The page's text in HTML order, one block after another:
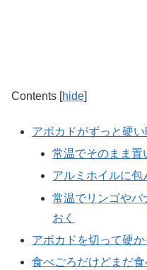
Contents [hide]
アボカドがずっと硬
常温でそのまま置
アルミホイルに包
常温でリンゴやバ
おく
アボカドを切って硬
食べごろだけどまだ